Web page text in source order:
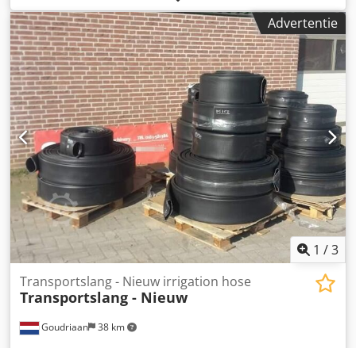
Advertentie
1 /3
Goudriaan 38 km
Transportslang - Nieuw irrigation hose
Transportslang - Nieuw